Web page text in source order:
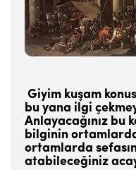
Giyim kuşam
bu yana ilgi
Anlayacağınız bu
bilginin
ortamlarda
atabileceğiniz